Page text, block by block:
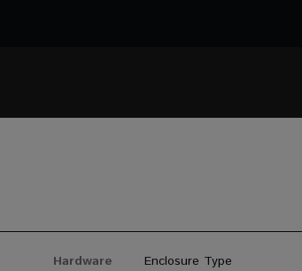
Hardware Enclosure Type